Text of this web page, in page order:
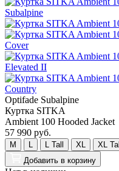
Optifade Subalpine
Куртка SITKA
Ambient 100 Hooded Jacket
57 990 руб.
M L Tall XL XL Tall
Добавить в корзину